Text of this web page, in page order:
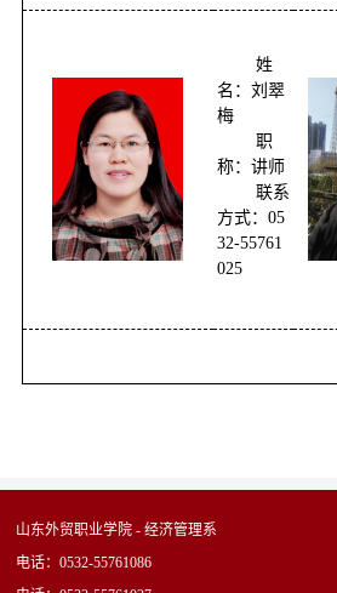
姓
名：刘翠
梅
职
称：讲师
联系
方式：05
32-55761
025
山东外贸职业学院 - 经济管理系
电话：0532-55761086